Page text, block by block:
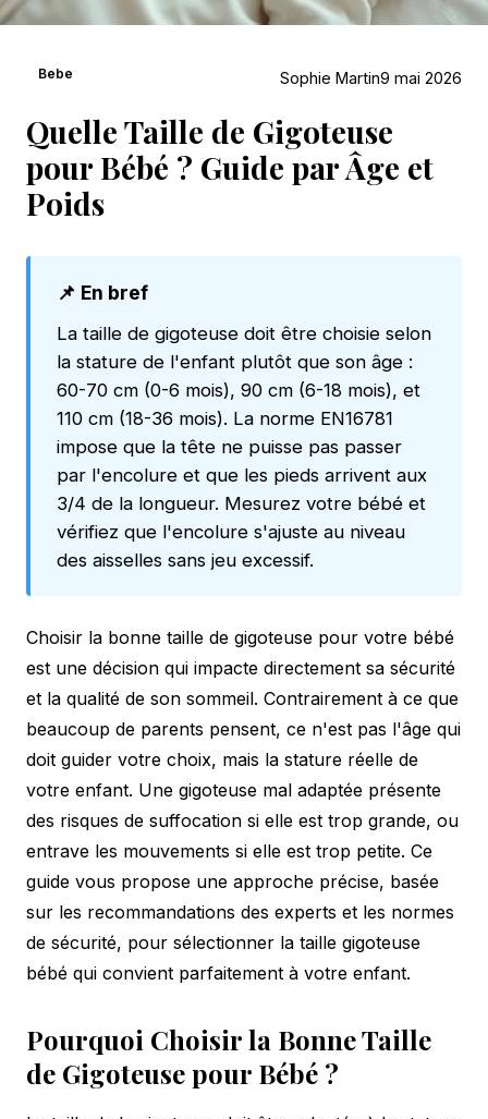
Bebe Sophie Martin9 mai 2026
Quelle Taille de Gigoteuse
pour Bébé ? Guide par Âge et
Poids
📌 En bref
La taille de gigoteuse doit être choisie selon
la stature de l'enfant plutôt que son âge :
60-70 cm (0-6 mois), 90 cm (6-18 mois), et
110 cm (18-36 mois). La norme EN16781
impose que la tête ne puisse pas passer
par l'encolure et que les pieds arrivent aux
3/4 de la longueur. Mesurez votre bébé et
vérifiez que l'encolure s'ajuste au niveau
des aisselles sans jeu excessif.
Choisir la bonne taille de gigoteuse pour votre bébé
est une décision qui impacte directement sa sécurité
et la qualité de son sommeil. Contrairement à ce que
beaucoup de parents pensent, ce n'est pas l'âge qui
doit guider votre choix, mais la stature réelle de
votre enfant. Une gigoteuse mal adaptée présente
des risques de suffocation si elle est trop grande, ou
entrave les mouvements si elle est trop petite. Ce
guide vous propose une approche précise, basée
sur les recommandations des experts et les normes
de sécurité, pour sélectionner la taille gigoteuse
bébé qui convient parfaitement à votre enfant.
Pourquoi Choisir la Bonne Taille
de Gigoteuse pour Bébé ?